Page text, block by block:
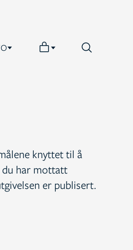
knyttet til å
du har mottatt
er publisert.